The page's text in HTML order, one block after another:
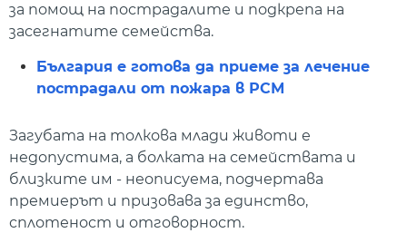
за помощ на пострадалите и подкрепа на
засегнатите семейства.
България е готова да приеме за лечение
пострадали от пожара в РСМ
Загубата на толкова млади животи е
недопустима, а болката на семействата и
близките им - неописуема, подчертава
премиерът и призовава за единство,
сплотеност и отговорност.